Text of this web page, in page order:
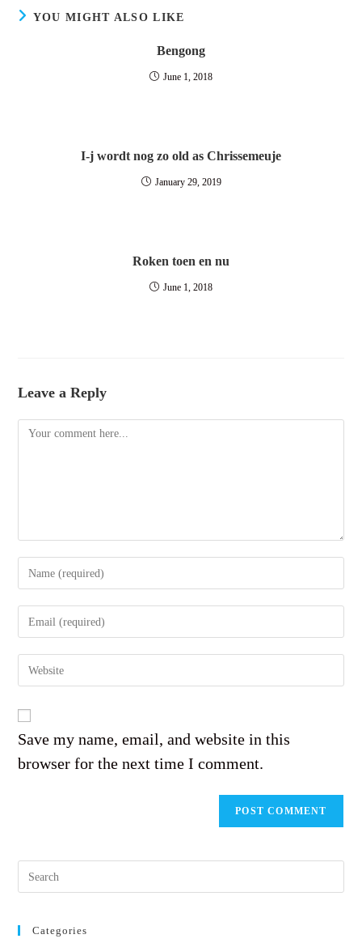
YOU MIGHT ALSO LIKE
Bengong
June 1, 2018
I-j wordt nog zo old as Chrissemeuje
January 29, 2019
Roken toen en nu
June 1, 2018
Leave a Reply
Comment
comment
address
URL
Save my name, email, and website in this
browser for the next time I comment.
Categories